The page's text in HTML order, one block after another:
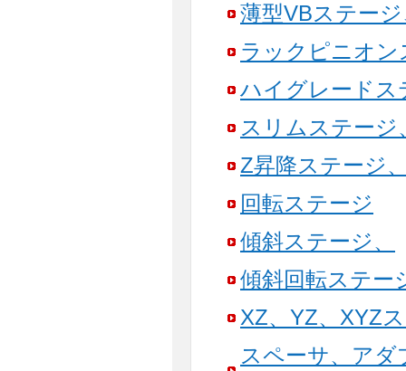
薄型VBステー
ラックピニオン
ハイグレードス
スリムステー
Z昇降ステージ
回転ステージ
傾斜ステージ、
傾斜回転ステー
XZ、YZ、XYZ
スペーサ、ア